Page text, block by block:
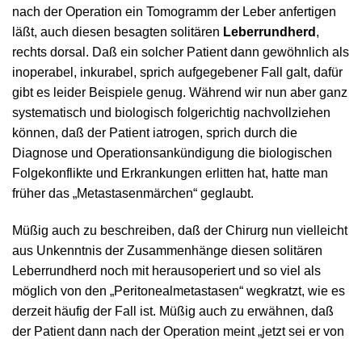
nach der Operation ein Tomogramm der Leber anfertigen
läßt, auch diesen besagten solitären Leberrundherd ,
rechts dorsal. Daß ein solcher Patient dann gewöhnlich als
inoperabel, inkurabel, sprich aufgegebener Fall galt, dafür
gibt es leider Beispiele genug. Während wir nun aber ganz
systematisch und biologisch folgerichtig nachvollziehen
können, daß der Patient iatrogen, sprich durch die
Diagnose und Operationsankündigung die biologischen
Folgekonflikte und Erkrankungen erlitten hat, hatte man
früher das „Metastasenmärchen“ geglaubt.
Müßig auch zu beschreiben, daß der Chirurg nun vielleicht
aus Unkenntnis der Zusammenhänge diesen solitären
Leberrundherd noch mit herausoperiert und so viel als
möglich von den „Peritonealmetastasen“ wegkratzt, wie es
derzeit häufig der Fall ist. Müßig auch zu erwähnen, daß
der Patient dann nach der Operation meint „jetzt sei er von